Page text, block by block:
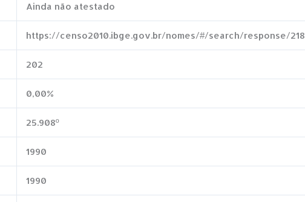
Ainda não atestado
https://censo2010.ibge.gov.br/nomes/#/search/response/218
202
0,00%
25.908º
1990
1990